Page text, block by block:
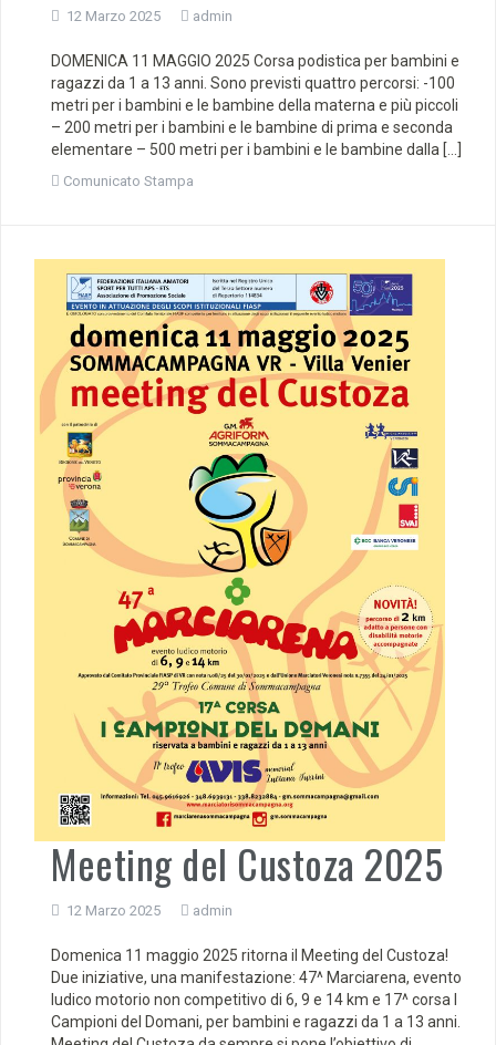
12 Marzo 2025 admin
DOMENICA 11 MAGGIO 2025 Corsa podistica per bambini e
ragazzi da 1 a 13 anni. Sono previsti quattro percorsi: -100
metri per i bambini e le bambine della materna e più piccoli
– 200 metri per i bambini e le bambine di prima e seconda
elementare – 500 metri per i bambini e le bambine dalla […]
Comunicato Stampa
Meeting del Custoza 2025
12 Marzo 2025 admin
Domenica 11 maggio 2025 ritorna il Meeting del Custoza!
Due iniziative, una manifestazione: 47^ Marciarena, evento
ludico motorio non competitivo di 6, 9 e 14 km e 17^ corsa I
Campioni del Domani, per bambini e ragazzi da 1 a 13 anni.